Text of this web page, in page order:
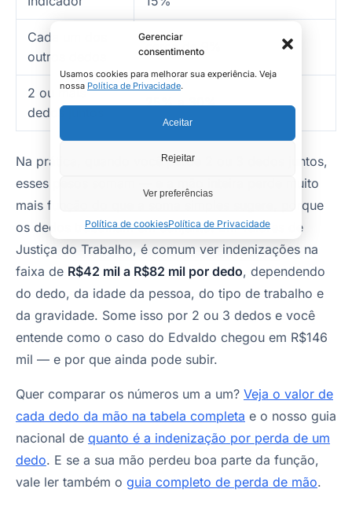
Gerenciar
consentimento
Usamos cookies para melhorar sua experiência. Veja
nossa Política de Privacidade.
Aceitar
Rejeitar
Ver preferências
Política de cookiesPolítica de Privacidade
Cada um dos
outros dedos
cerca de 9%
2 ou mais
dedos juntos
25% a 30%
Na prática, quando você perde 2 ou 3 dedos juntos,
esses pesos somam — e a mão inteira perde muito
mais função do que a soma simples sugere, porque
os dedos trabalham em conjunto. Em valores de
Justiça do Trabalho, é comum ver indenizações na
faixa de R$42 mil a R$82 mil por dedo, dependendo
do dedo, da idade da pessoa, do tipo de trabalho e
da gravidade. Some isso por 2 ou 3 dedos e você
entende como o caso do Edvaldo chegou em R$146
mil — e por que ainda pode subir.
Quer comparar os números um a um? Veja o valor de
cada dedo da mão na tabela completa e o nosso guia
nacional de quanto é a indenização por perda de um
dedo. E se a sua mão perdeu boa parte da função,
vale ler também o guia completo de perda de mão.